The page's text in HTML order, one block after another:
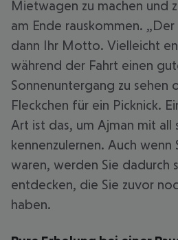
Mietwagen zu machen und
am Ende rauskommen.
dann Ihr Motto. Vielleicht
während der Fahrt einen
Sonnenuntergang zu sehen
Fleckchen für ein Picknick.
Art ist das, um Ajman mit all
kennenzulernen. Auch wenn
waren, werden Sie dadurch
entdecken, die Sie zuvor
haben.